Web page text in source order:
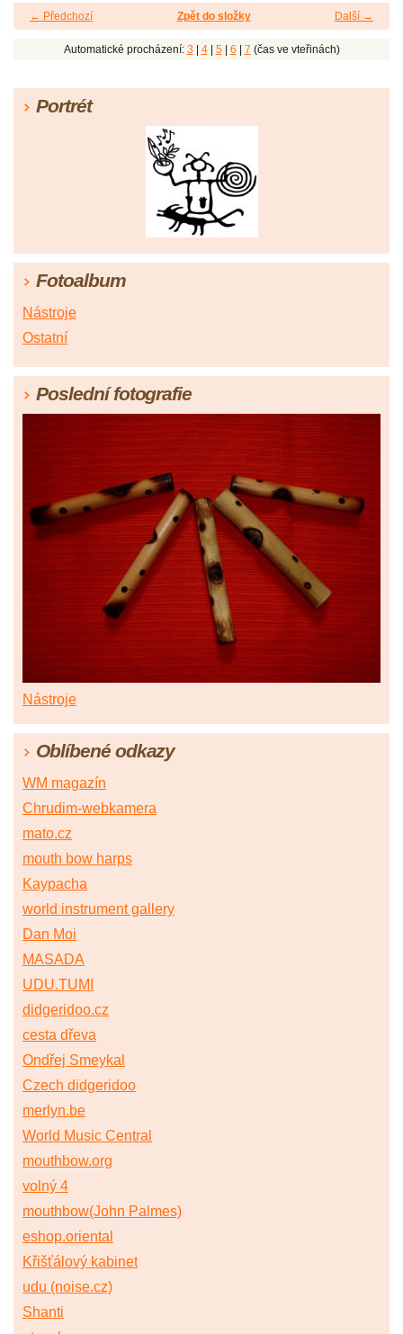
← Předchozí Další →
Zpět do složky
Automatické procházení: 3 4| 5| 6 7 (čas ve vteřinách)
Portrét
Fotoalbum
Nástroje
Ostatní
Poslední fotografie
Nástroje
Oblíbené odkazy
WM magazín
Chrudim-webkamera
mato.cz
mouth bow harps
Kaypacha
world instrument gallery
Dan Moi
MASADA
UDU.TUMI
didgeridoo.cz
cesta dřeva
Ondřej Smeykal
Czech didgeridoo
merlyn.be
World Music Central
mouthbow.org
volný 4
mouthbow(John Palmes)
eshop.oriental
Křišťálový kabinet
udu (noise.cz)
Shanti